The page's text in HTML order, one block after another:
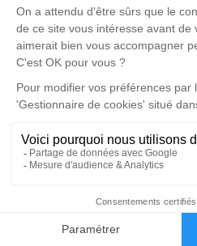
Faire-part
KOWALSKI.
Un service de plantation
disponible ici
Cérémonie religieuse
Eglise Notre Dame Saint
6, Rue Désiré Jacqueminet